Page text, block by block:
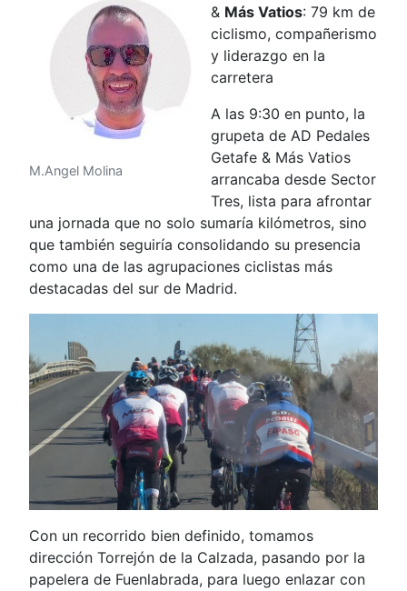
M.Angel Molina
& Más Vatios: 79 km de
ciclismo, compañerismo
y liderazgo en la
carretera
A las 9:30 en punto, la
grupeta de AD Pedales
Getafe & Más Vatios
arrancaba desde Sector
Tres, lista para afrontar
una jornada que no solo sumaría kilómetros, sino
que también seguiría consolidando su presencia
como una de las agrupaciones ciclistas más
destacadas del sur de Madrid.
Con un recorrido bien definido, tomamos
dirección Torrejón de la Calzada, pasando por la
papelera de Fuenlabrada, para luego enlazar con